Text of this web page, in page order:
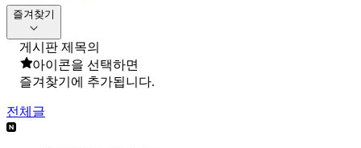
즐겨찾기
게시판 제목의
아이콘을 선택하면
즐겨찾기에 추가됩니다.
전체글